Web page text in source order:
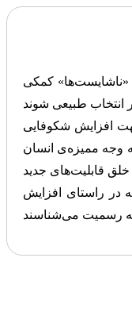
«ناشایست‌ها» کمکی‌
افزایش شکوفایی
وجه ممیزه‌ی انسان
در راستای افزایش